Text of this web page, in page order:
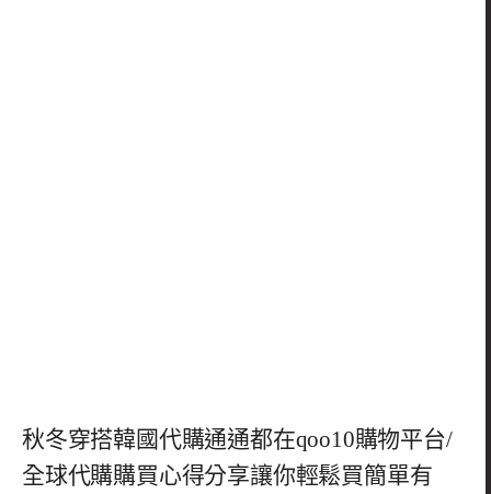
秋冬穿搭韓國代購通通都在qoo10購物平台/
全球代購購買心得分享讓你輕鬆買簡單有